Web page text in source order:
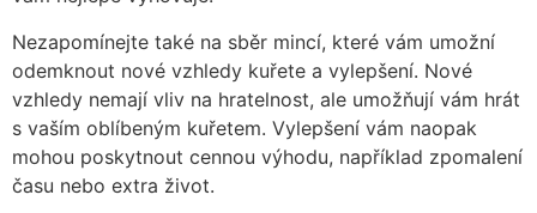
Nezapomínejte také na sběr mincí, které vám umožní
odemknout nové vzhledy kuřete a vylepšení. Nové
vzhledy nemají vliv na hratelnost, ale umožňují vám hrát
s vaším oblíbeným kuřetem. Vylepšení vám naopak
mohou poskytnout cennou výhodu, například zpomalení
času nebo extra život.